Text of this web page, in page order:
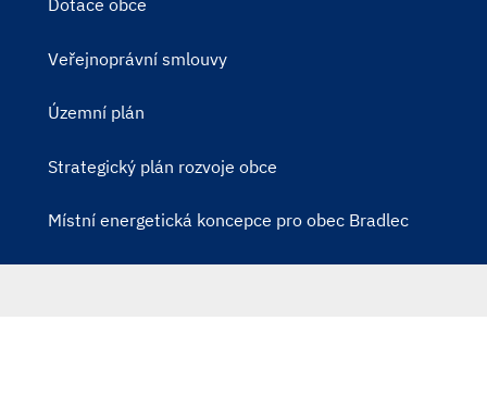
Dotace obce
Veřejnoprávní smlouvy
Územní plán
Strategický plán rozvoje obce
Místní energetická koncepce pro obec Bradlec